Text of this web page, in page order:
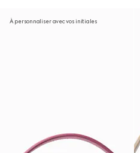
À personnaliser avec vos initiales